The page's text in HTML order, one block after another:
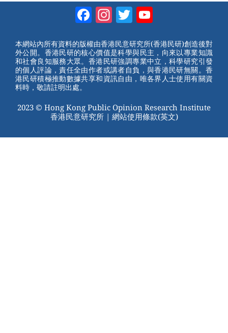
st b
o
o
k
tt
er
Facebook
Instagram
Twitter
本網站內所有資料的版權由香港民意研究所(香港民研)創造後對
外公開。香港民研的核心價值是科學與民主，向來以專業知識
和社會良知服務大眾。香港民研強調專業中立，科學研究引發
的個人評論，責任全由作者或講者自負，與香港民研無關。香
港民研積極推動數據共享和資訊自由，唯各界人士使用有關資
料時，敬請註明出處。
2023 © Hong Kong Public Opinion Research Institute
香港民意研究所 | 網站使用條款(英文)